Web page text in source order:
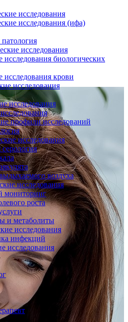
исследования
исследования (ифа)
исследования
исследования биологических
исследования крови
исследования
исследования
профили исследований
исследования
воздуха
исследования
мониторинг
роста
и метаболиты
исследования
инфекций
исследования